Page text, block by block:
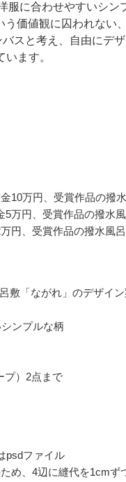
服に合わせやすいシン
う価値観に囚われない
スと考え、自由にデ
ます。
10万円、受賞作品の撥
万円、受賞作品の撥水
円、受賞作品の撥水風
敷「ながれ」のデザイン
ンプルな柄
プ）2点まで
psdファイル
め、4辺に縫代を1cmず